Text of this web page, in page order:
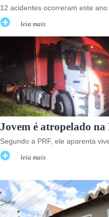
12 acidentes ocorreram este
leia mais
Jovem é atropelado
Segundo a PRF, ele aparenta
leia mais